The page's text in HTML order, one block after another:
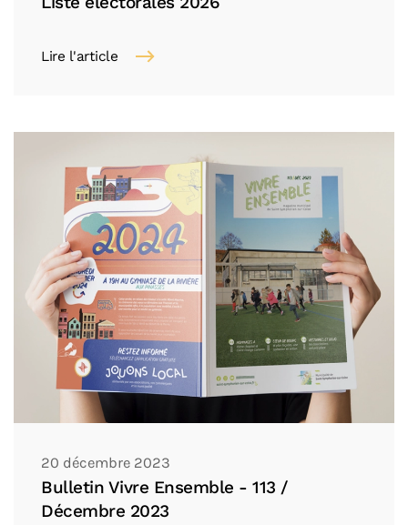
Lire l'article
20 décembre 2023
Bulletin Vivre Ensemble - 113 /
Décembre 2023